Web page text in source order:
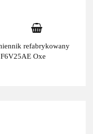
refabrykowany
Oxe